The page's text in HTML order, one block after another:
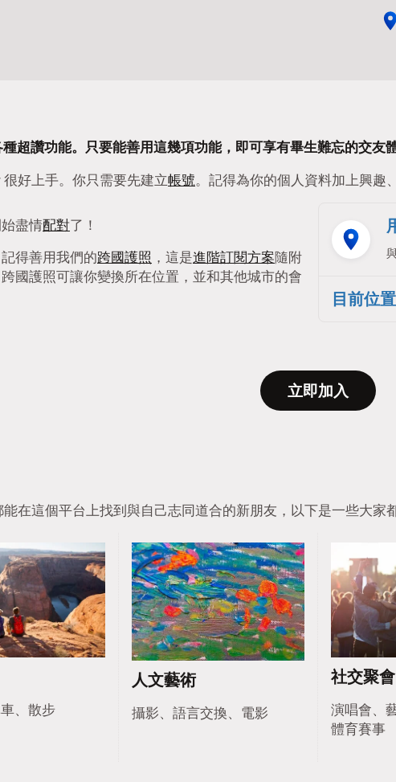
超讚功能。只要能善用這幾項功能，即可享有畢生難忘的交友體
好上手。你只需要先建立帳號。記得為你的個人資料加上興趣
盡情配對了！
得善用我們的跨國護照 ，這是進階訂閱方案隨附
國護照可讓你變換所在位置，並和其他城市的會
目前位置
立即加入
在這個平台上找到與自己志同道合的新朋友，以下是一些大家
、散步
人文藝術
攝影、語言交換、電影
社交聚會
演唱會、
體育賽事